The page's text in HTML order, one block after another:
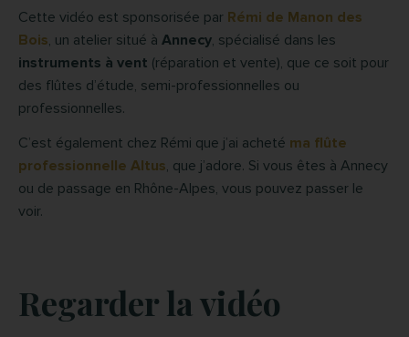
Cette vidéo est sponsorisée par Rémi de Manon des
Bois, un atelier situé à Annecy, spécialisé dans les
instruments à vent (réparation et vente), que ce soit pour
des flûtes d’étude, semi-professionnelles ou
professionnelles.
C’est également chez Rémi que j’ai acheté ma flûte
professionnelle Altus, que j’adore. Si vous êtes à Annecy
ou de passage en Rhône-Alpes, vous pouvez passer le
voir.
Regarder la vidéo